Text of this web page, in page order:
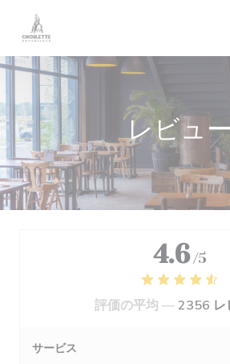
クッキー利用の管理について
レビュー
4.6 /5
評価の平均 —2356 レ
サービス